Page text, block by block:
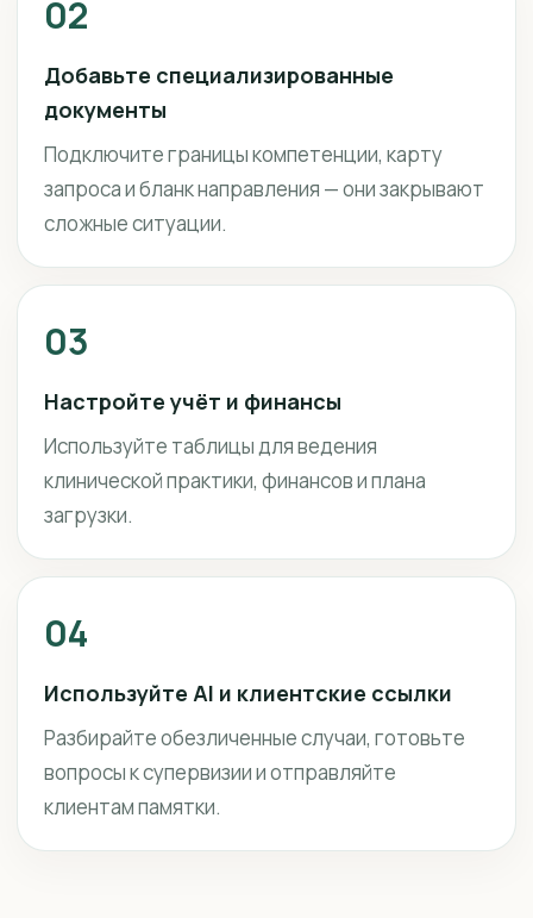
02
Добавьте специализированные
документы
Подключите границы компетенции, карту
запроса и бланк направления — они закрывают
сложные ситуации.
03
Настройте учёт и финансы
Используйте таблицы для ведения
клинической практики, финансов и плана
загрузки.
04
Используйте AI и клиентские ссылки
Разбирайте обезличенные случаи, готовьте
вопросы к супервизии и отправляйте
клиентам памятки.